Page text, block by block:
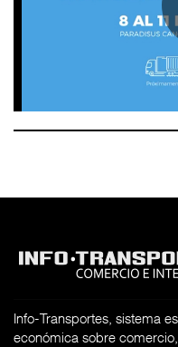
Info-Transportes, sistema
económica sobre